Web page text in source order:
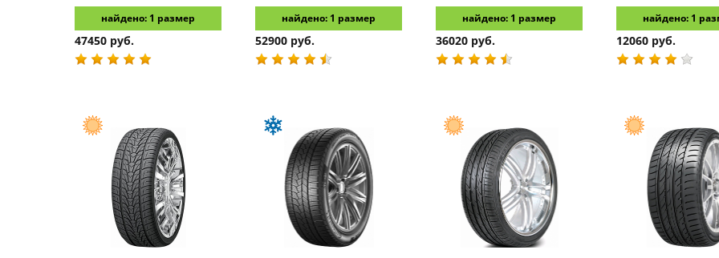
найдено: 1 размер
47450 руб.
найдено: 1 размер
52900 руб.
найдено: 1 размер
36020 руб.
найдено: 1
12060 руб.